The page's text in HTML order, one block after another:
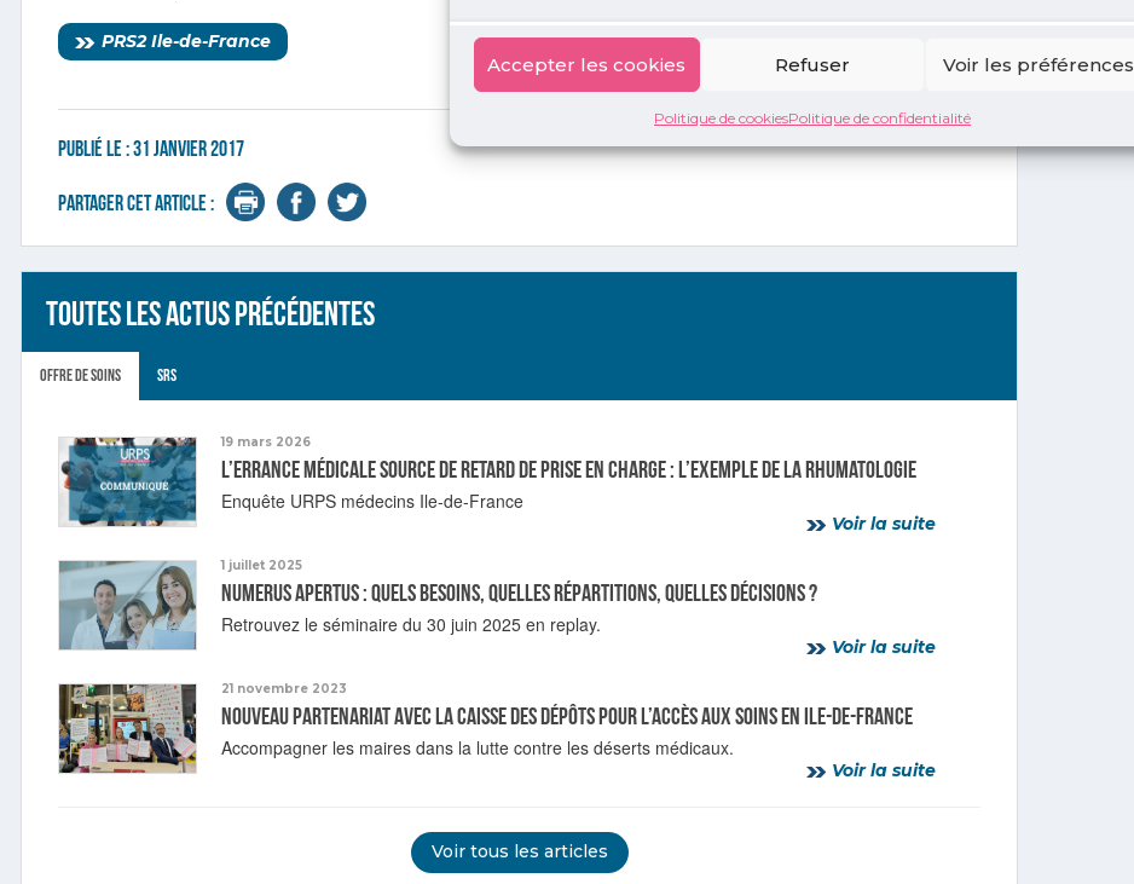
Accepter les cookies Refuser Voir les préférences
Politique de cookiesPolitique de confidentialité
PRS2 Ile-de-France
Publié le :31 janvier 2017
Partager cet article :
Toutes les actus précédentes
Offre de soins SRS
19 mars 2026
L’errance médicale source de retard de prise en charge : l’exemple de la rhumatologie
Enquête URPS médecins Ile-de-France
Voir la suite
1 juillet 2025
Numerus Apertus : quels besoins, quelles répartitions, quelles décisions ?
Retrouvez le séminaire du 30 juin 2025 en replay.
Voir la suite
21 novembre 2023
Nouveau partenariat avec la Caisse des dépôts pour l’accès aux soins en Ile-de-France
Accompagner les maires dans la lutte contre les déserts médicaux.
Voir la suite
Voir tous les articles